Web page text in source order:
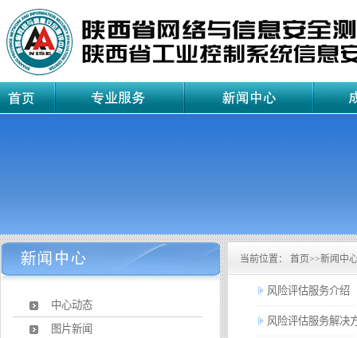
中心动态
图片新闻
当前位置： 首页>>新闻中
风险评估服务介绍
风险评估服务解决